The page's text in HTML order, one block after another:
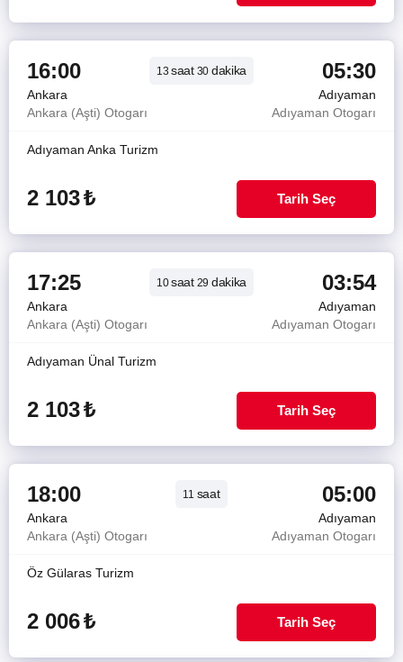
16:00 13saat30 dakika 05:30
Ankara
Adıyaman
Ankara (Aşti) Otogarı
Adıyaman Otogarı
Adıyaman Anka Turizm
2 103₺ Tarih Seç
17:25 10saat29 dakika 03:54
Ankara
Adıyaman
Ankara (Aşti) Otogarı
Adıyaman Otogarı
Adıyaman Ünal Turizm
2 103₺ Tarih Seç
18:00 11 saat 05:00
Ankara
Adıyaman
Ankara (Aşti) Otogarı
Adıyaman Otogarı
Öz Gülaras Turizm
2 006₺ Tarih Seç